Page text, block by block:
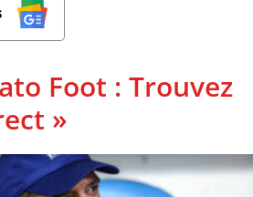
Foot : Trouvez
»